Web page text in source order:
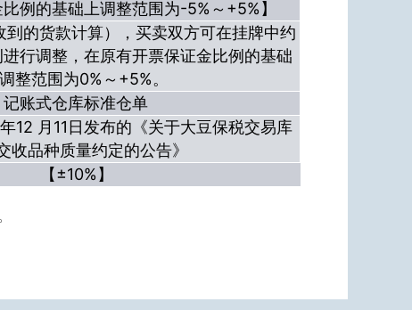
例的基础上调整范围为-5%～+5%】
到的货款计算），买卖双方可在挂牌中约
行调整，在原有开票保证金比例的基础
调整范围为0%～+5%。
记账式仓库标准仓单
12 月11日发布的《关于大豆保税交易库
收品种质量约定的公告》
【±10%】